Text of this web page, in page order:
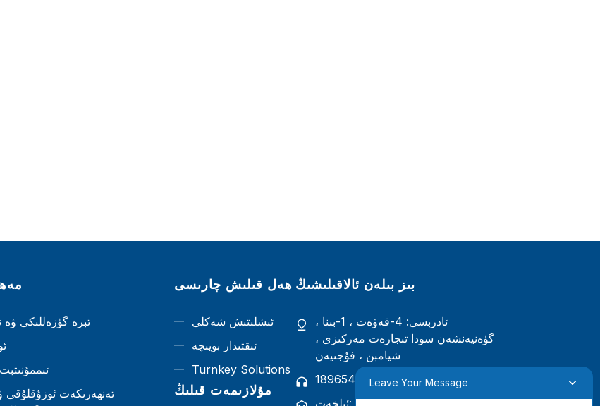
تېرە گۈزەللىكى ۋە
تەنھەرىكەت ئوزۇقلۇقى
ھەل قىلىش چارىسى
ئىشلىتىش شەكلى
ئىقتىدار بويىچە
Turnkey Solutions
مۇلازىمەت قىلىڭ
بىز بىلەن ئالاقىلىشىڭ
ئادرېسى: 4-قەۋەت ، 1-بىنا ،
گۈەنيەنشەن سودا تىجارەت مەركىزى ،
شيامېن ، فۇجىيەن
تېلېفون: +86 18965423693
Leave Your Message